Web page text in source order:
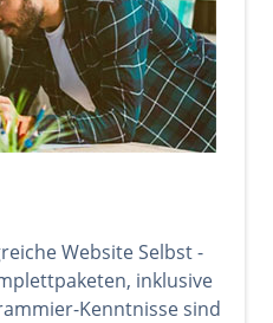
Website Selbst -
inklusive
Kenntnisse sind